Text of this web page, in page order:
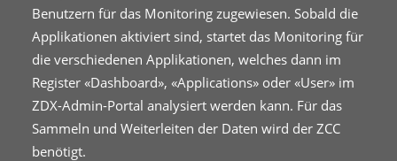
Benutzern für das Monitoring zugewiesen. Sobald die
Applikationen aktiviert sind, startet das Monitoring für
die verschiedenen Applikationen, welches dann im
Register «Dashboard», «Applications» oder «User» im
ZDX-Admin-Portal analysiert werden kann. Für das
Sammeln und Weiterleiten der Daten wird der ZCC
benötigt.